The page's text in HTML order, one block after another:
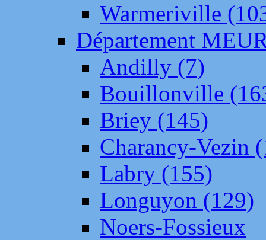
Warmeriville
Département
Andilly (7)
Bouillonville
Briey (145)
Charancy-Vezin
Labry (155)
Longuyon (129)
Noers-Fossieux